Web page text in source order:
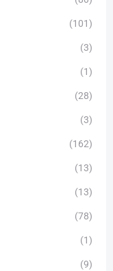
(101)
(3)
(1)
(28)
(3)
(162)
(13)
(13)
(78)
(1)
(9)